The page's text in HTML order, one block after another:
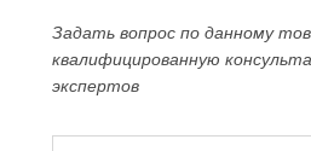
Задать вопрос по данному
квалифицированную
экспертов